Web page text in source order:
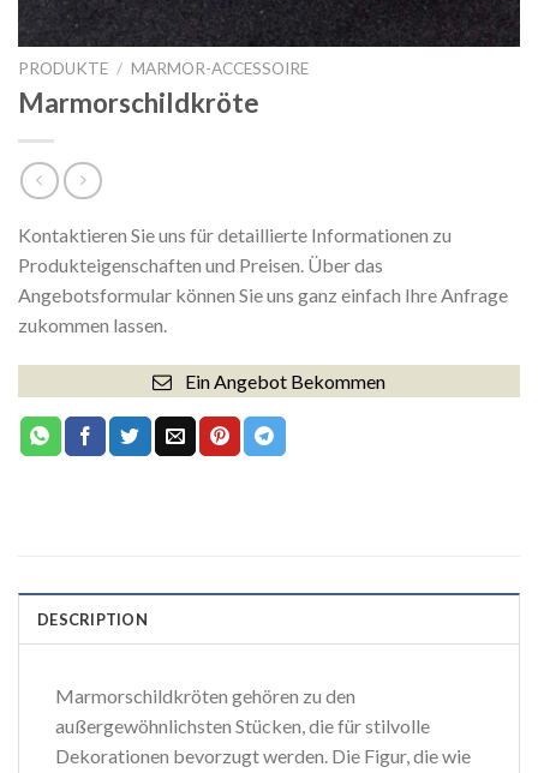
PRODUKTE / MARMOR-ACCESSOIRE
Marmorschildkröte
Kontaktieren Sie uns für detaillierte Informationen zu
Produkteigenschaften und Preisen. Über das
Angebotsformular können Sie uns ganz einfach Ihre Anfrage
zukommen lassen.
Ein Angebot Bekommen
DESCRIPTION
Marmorschildkröten gehören zu den
außergewöhnlichsten Stücken, die für stilvolle
Dekorationen bevorzugt werden. Die Figur, die wie